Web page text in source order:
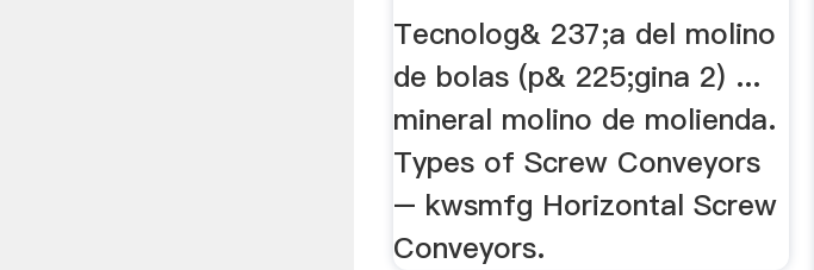
Tecnolog& 237;a del molino
de bolas (p& 225;gina 2) ...
mineral molino de molienda.
Types of Screw Conveyors
– kwsmfg Horizontal Screw
Conveyors.